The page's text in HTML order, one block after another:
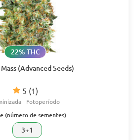
(Advanced Seeds)
5 (1)
22% THC
Fotoperíodo
(número de sementes)
3+1